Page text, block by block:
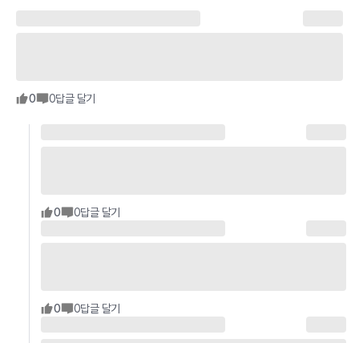
0 0답글 달기
0 0답글 달기
0 0답글 달기